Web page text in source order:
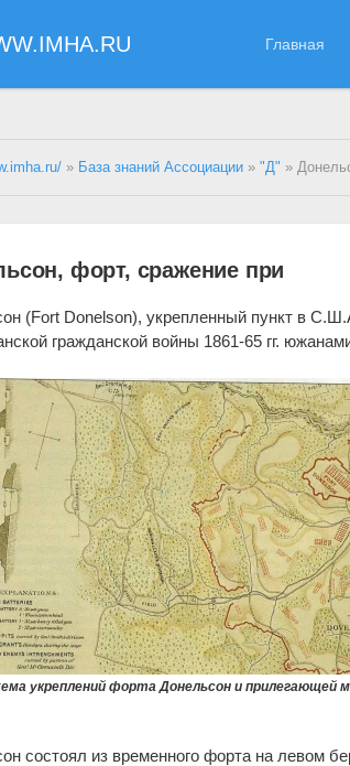
Главная
» База знаний Ассоциации »"Д" »
форт, сражение при
(Fort Donelson), укрепленный пункт в
гражданской войны 1861-65 гг.
укреплений форта Донельсон и прилегающей
состоял из временного форта на левом